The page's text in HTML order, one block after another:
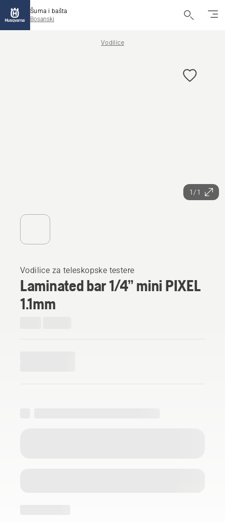
Šuma i bašta
Bosanski
Vodilice
1/1
Vodilice za teleskopske testere
Laminated bar 1/4” mini PIXEL
1.1mm